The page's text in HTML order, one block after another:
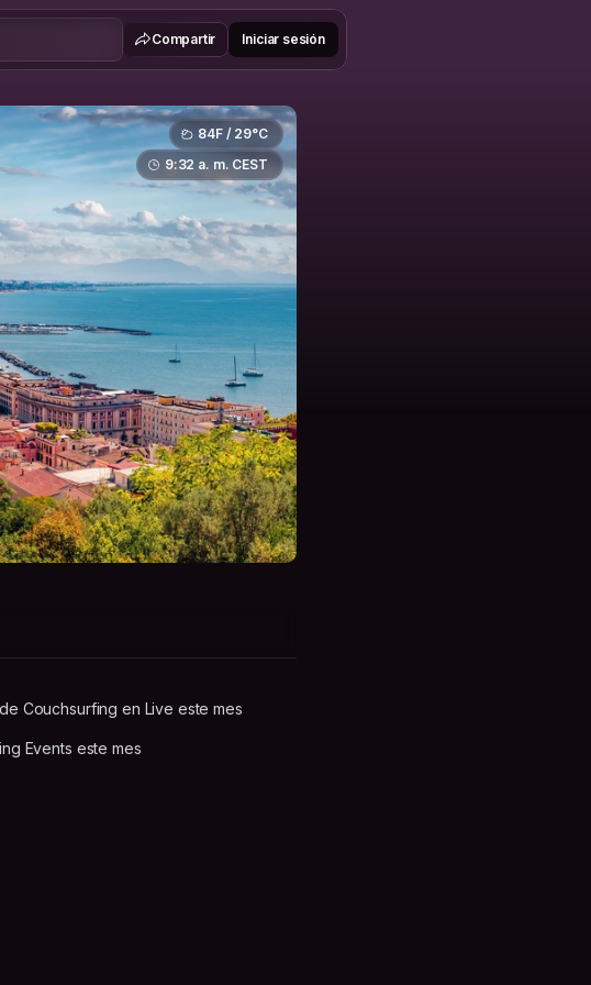
Compartir Iniciar sesión
84F / 29°C
9:32 a. m. CEST
Couchsurfing en Live este mes
Events este mes